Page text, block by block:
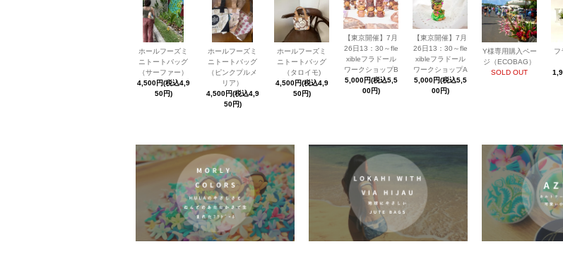
ホールフーズミ
ニトートバッグ
（サーファー）
4,500円(税込4,9
50円)
ホールフーズミ
ニトートバッグ
（ピンクプルメ
リア）
4,500円(税込4,9
50円)
ホールフーズミ
ニトートバッグ
（タロイモ)
4,500円(税込4,9
50円)
【東京開催】7月
26日13：30～fle
xibleフラドール
ワークショップB
5,000円(税込5,5
00円)
【東京開催】7月
26日13：30～fle
xibleフラドール
ワークショップA
5,000円(税込5,5
00円)
Y様専用購入ペー
ジ（ECOBAG）
SOLD OUT
フ